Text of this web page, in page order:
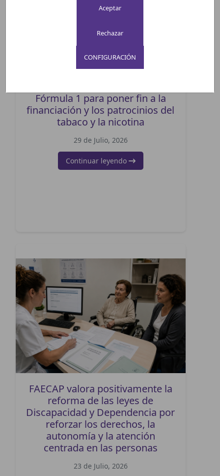
Fórmula 1 para poner fin a la
financiación y los patrocinios del
tabaco y la nicotina
29 de Julio, 2026
Continuar leyendo
FAECAP valora positivamente la
reforma de las leyes de
Discapacidad y Dependencia por
reforzar los derechos, la
autonomía y la atención
centrada en las personas
23 de Julio, 2026
CONFIGURACIÓN